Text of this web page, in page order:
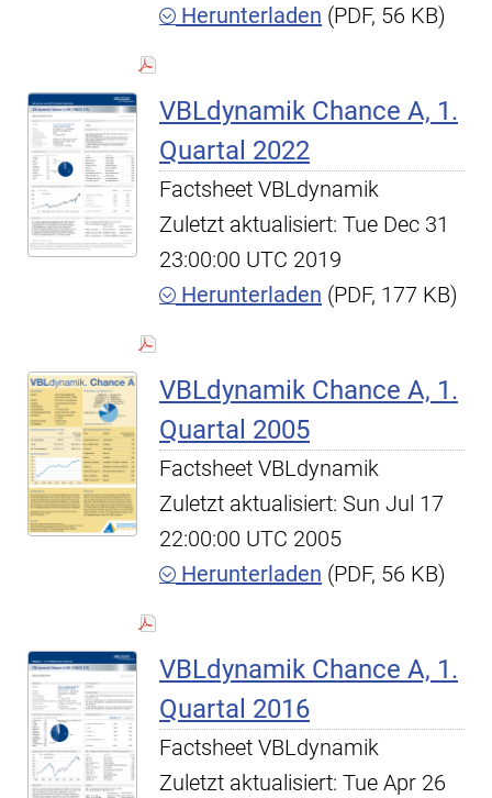
Herunterladen (PDF, 56 KB)
VBLdynamik Chance A, 1.
Quartal 2022
Factsheet VBLdynamik
Zuletzt aktualisiert: Tue Dec 31
23:00:00 UTC 2019
Herunterladen (PDF, 177 KB)
VBLdynamik Chance A, 1.
Quartal 2005
Factsheet VBLdynamik
Zuletzt aktualisiert: Sun Jul 17
22:00:00 UTC 2005
Herunterladen (PDF, 56 KB)
VBLdynamik Chance A, 1.
Quartal 2016
Factsheet VBLdynamik
Zuletzt aktualisiert: Tue Apr 26